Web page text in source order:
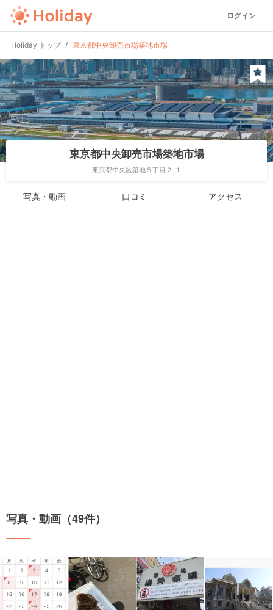
ログイン
Holiday トップ 東京都中央卸売市場築地市場
東京都中央卸売市場築地市場
東京都中央区築地５丁目２-１
写真・動画 口コミ アクセス
写真・動画（49件）